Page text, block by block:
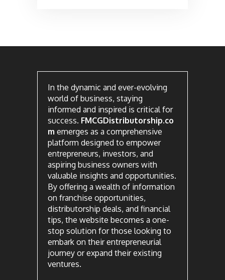
In the dynamic and ever-evolving
world of business, staying
informed and inspired is critical for
success. FMCGDistributorship.co
m emerges as a comprehensive
platform designed to empower
entrepreneurs, investors, and
aspiring business owners with
valuable insights and opportunities.
By offering a wealth of information
on franchise opportunities,
distributorship deals, and financial
tips, the website becomes a one-
stop solution for those looking to
embark on their entrepreneurial
journey or expand their existing
ventures.